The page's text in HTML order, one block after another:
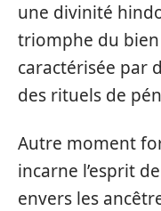
une divinité
triomphe du
caractérisée par
des rituels de
Autre moment
incarne l’esprit
envers les